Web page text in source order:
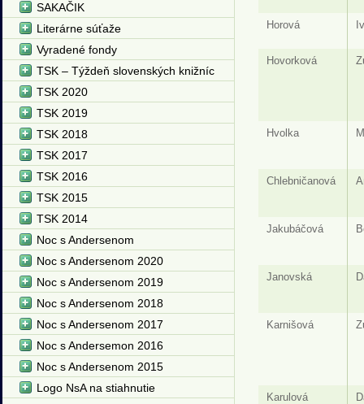
Horová
Hovorková
Hvolka
Chlebničanová
Jakubáčová
Janovská
Karnišová
Karulová
SAKAČIK
Literárne súťaže
Vyradené fondy
TSK – Týždeň slovenských knižníc
TSK 2020
TSK 2019
TSK 2018
TSK 2017
TSK 2016
TSK 2015
TSK 2014
Noc s Andersenom
Noc s Andersenom 2020
Noc s Andersenom 2019
Noc s Andersenom 2018
Noc s Andersenom 2017
Noc s Andersemon 2016
Noc s Andersenom 2015
Logo NsA na stiahnutie